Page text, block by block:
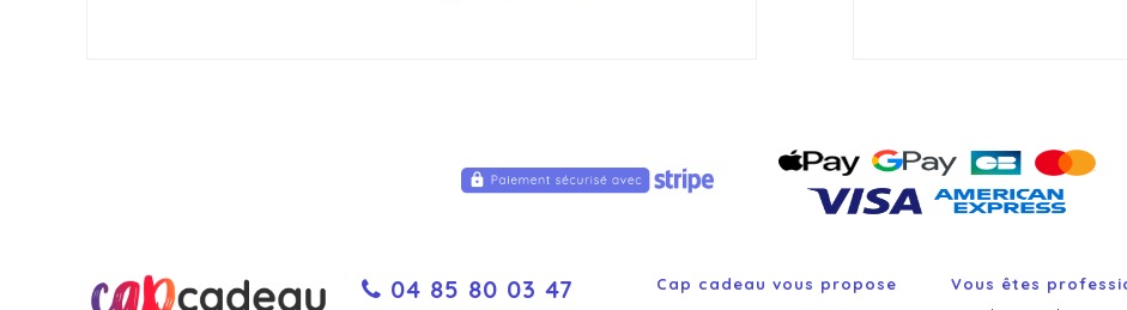
04 85 80 03 47
Cap cadeau vous propose
Vous êtes